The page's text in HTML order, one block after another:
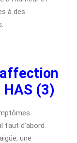
à des
(3)
faut d’abord
une